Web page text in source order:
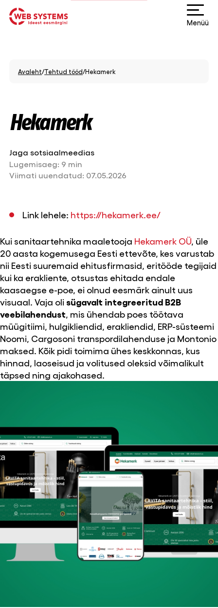
Menüü
Avaleht/Tehtud tööd/Hekamerk
Hekamerk
Lugemisaeg: 9 min
Viimati uuendatud: 07.05.2026
Jaga sotsiaalmeedias
Link lehele: https://hekamerk.ee/
Kui sanitaartehnika maaletooja Hekamerk OÜ , üle
20 aasta kogemusega Eesti ettevõte, kes varustab
nii Eesti suuremaid ehitusfirmasid, eritööde tegijaid
kui ka erakliente, otsustas ehitada endale
kaasaegse e-poe, ei olnud eesmärk ainult uus
visuaal. Vaja oli sügavalt integreeritud B2B
veebilahendust , mis ühendab poes töötava
müügitiimi, hulgikliendid, erakliendid, ERP-süsteemi
Noomi, Cargosoni transpordilahenduse ja Montonio
maksed. Kõik pidi toimima ühes keskkonnas, kus
hinnad, laoseisud ja volitused oleksid võimalikult
täpsed ning ajakohased.